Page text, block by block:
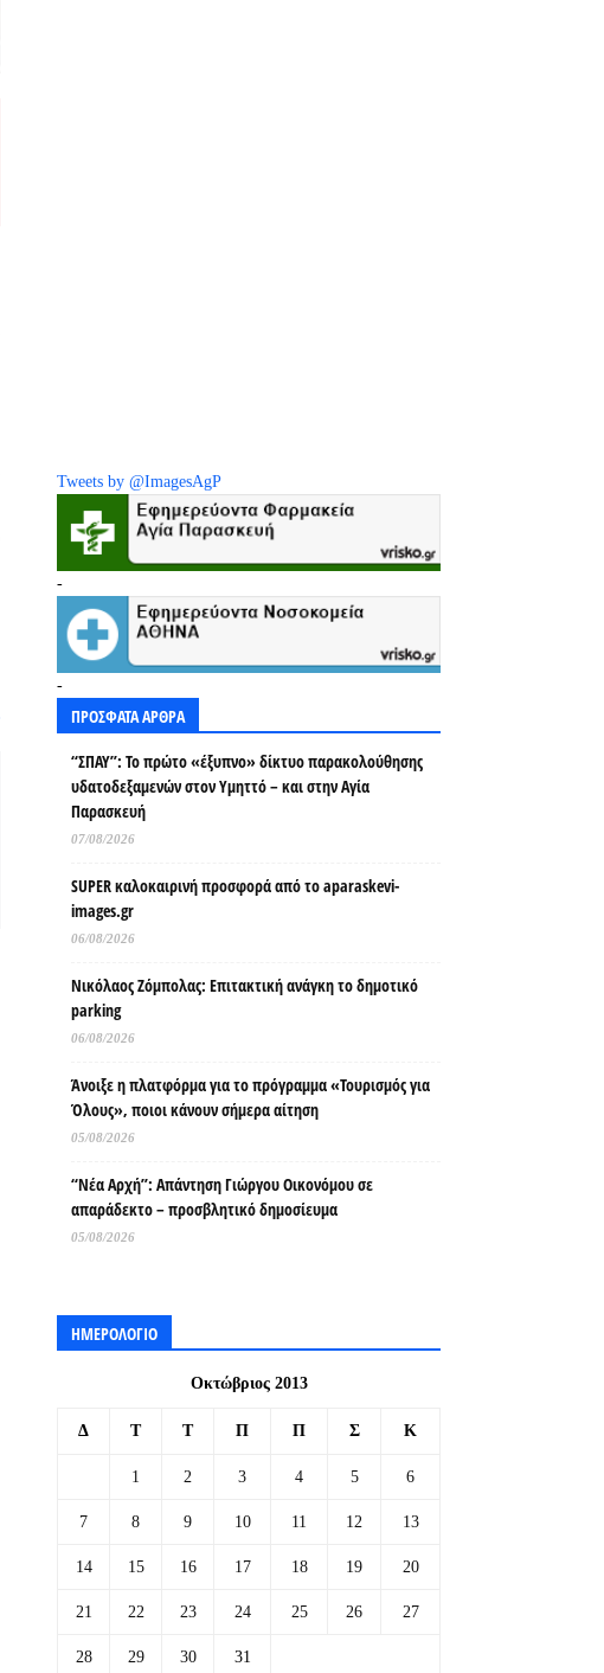
Tweets by @ImagesAgP
-
-
ΠΡΟΣΦΑΤΑ ΑΡΘΡΑ
“ΣΠΑΥ”: Το πρώτο «έξυπνο» δίκτυο παρακολούθησης
υδατοδεξαμενών στον Υμηττό – και στην Αγία
Παρασκευή
07/08/2026
SUPER καλοκαιρινή προσφορά από το aparaskevi-
images.gr
06/08/2026
Νικόλαος Ζόμπολας: Επιτακτική ανάγκη το δημοτικό
parking
06/08/2026
Άνοιξε η πλατφόρμα για το πρόγραμμα «Τουρισμός για
Όλους», ποιοι κάνουν σήμερα αίτηση
05/08/2026
“Νέα Αρχή”: Απάντηση Γιώργου Οικονόμου σε
απαράδεκτο – προσβλητικό δημοσίευμα
05/08/2026
ΗΜΕΡΟΛΟΓΙΟ
Οκτώβριος 2013
Δ Τ Τ Π Π Σ Κ
1 2 3 4 5 6
7 8 9 10 11 12 13
14 15 16 17 18 19 20
21 22 23 24 25 26 27
28 29 30 31